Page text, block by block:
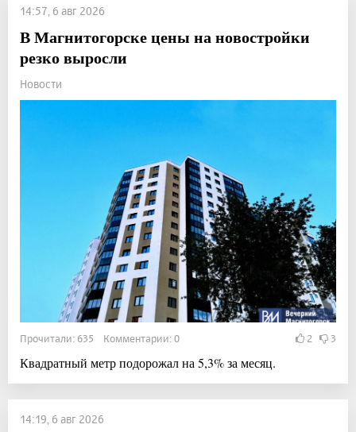
14:57, 6 авг 2026
В Магнитогорске цены на новостройки
резко выросли
Новости
Прочитали: 635 Комментарии: 0 2 3
Квадратный метр подорожал на 5,3% за месяц.
14:19, 6 авг 2026